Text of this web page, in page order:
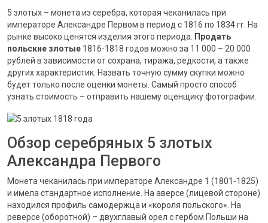
5 злотых – монета из серебра, которая чеканилась при
императоре Александре Первом в период с 1816 по 1834 гг. На
рынке высоко ценятся изделия этого периода.
Продать
польские злотые 1816-1818 годов можно за 11 000 – 20 000
рублей в зависимости от сохрана, тиража, редкости, а также
других характеристик. Назвать точную сумму скупки можно
будет только после оценки монеты. Самый просто способ
узнать стоимость – отправить нашему оценщику фотографии.
Обзор серебряных 5 злотых
Александра Первого
Монета чеканилась при императоре Александре 1 (1801-1825)
и имела стандартное исполнение. На аверсе (лицевой стороне)
находился профиль самодержца и «короля польского». На
реверсе (оборотной) – двухглавый орел с гербом Польши на